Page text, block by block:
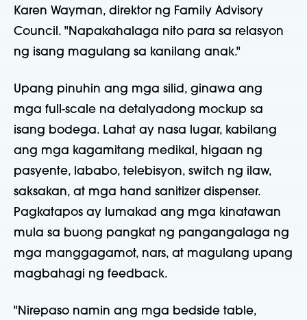
Karen Wayman, direktor ng Family Advisory
Council. "Napakahalaga nito para sa relasyon
ng isang magulang sa kanilang anak."
Upang pinuhin ang mga silid, ginawa ang
mga full-scale na detalyadong mockup sa
isang bodega. Lahat ay nasa lugar, kabilang
ang mga kagamitang medikal, higaan ng
pasyente, lababo, telebisyon, switch ng ilaw,
saksakan, at mga hand sanitizer dispenser.
Pagkatapos ay lumakad ang mga kinatawan
mula sa buong pangkat ng pangangalaga ng
mga manggagamot, nars, at magulang upang
magbahagi ng feedback.
"Nirepaso namin ang mga bedside table,